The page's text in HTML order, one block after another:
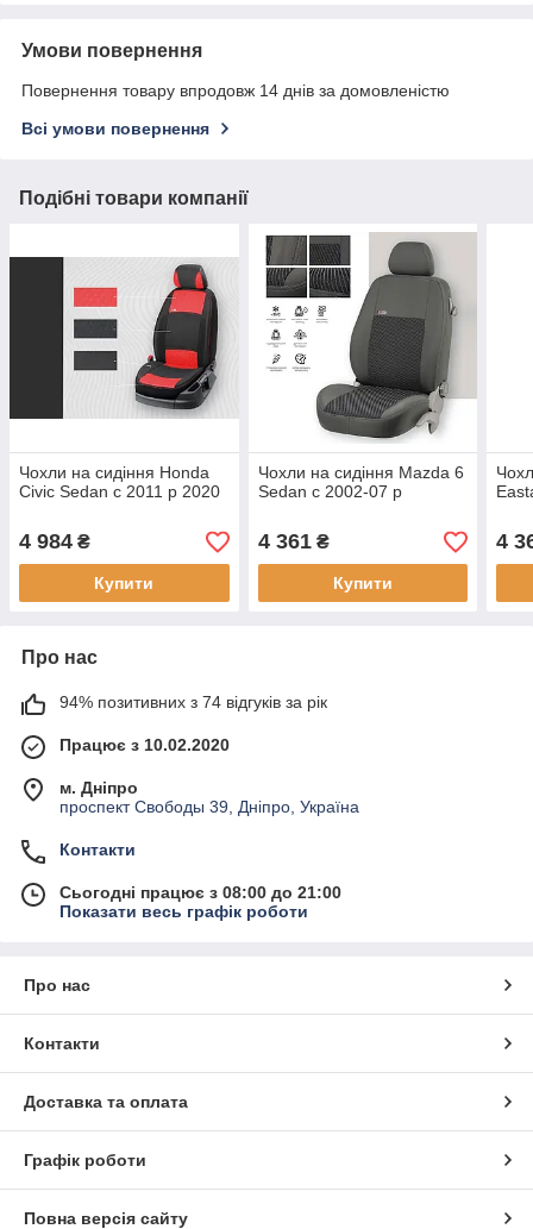
Умови повернення
Повернення товару впродовж 14 днів за домовленістю
Всі умови повернення
Подібні товари компанії
Чохли на сидіння Honda
Civic Sedan c 2011 р 2020
4 984 ₴
Купити
Чохли на сидіння Mazda 6
Sedan c 2002-07 р
4 361₴
Купити
4
Про нас
94% позитивних з 74 відгуків за рік
Працює з 10.02.2020
м. Дніпро
проспект Свободы 39, Дніпро, Україна
Контакти
Сьогодні працює з 08:00 до 21:00
Показати весь графік роботи
Про нас
Контакти
Доставка та оплата
Графік роботи
Повна версія сайту